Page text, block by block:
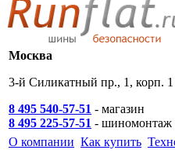
Москва
3-й Силикатный пр., 1, корп. 1
8 495 540-57-51 - магазин
8 495 225-57-51 - шиномонтаж
О компании Как купить